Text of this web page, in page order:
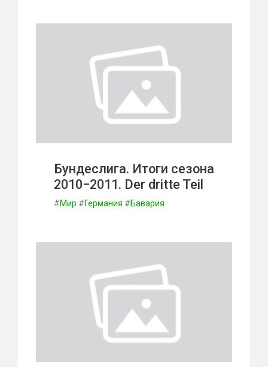
Бундеслига. Итоги сезона
2010−2011. Der dritte Teil
#Мир #Германия #Бавария